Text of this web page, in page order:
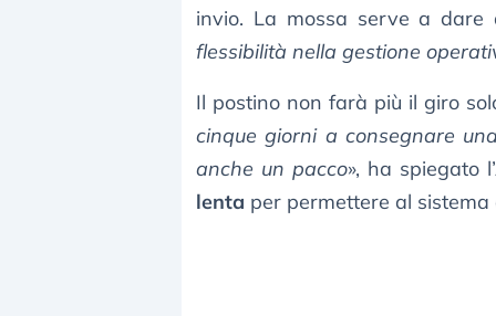
invio. La mossa serve a dare
flessibilità nella gestione
Il postino non farà più il giro
cinque giorni a consegnare
anche un pacco», ha spiegato
lenta per permettere al